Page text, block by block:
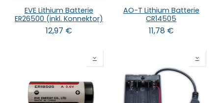
EVE Lithium Batterie
ER26500 (inkl. Konnektor)
12,97 €
AO-T Lithium Batterie
CR14505
11,78€